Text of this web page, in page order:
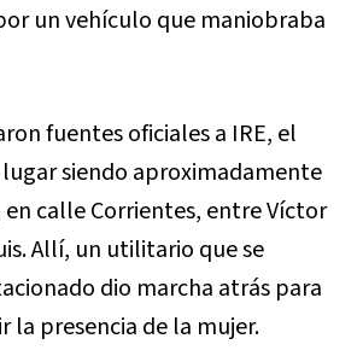
un vehículo que maniobraba
fuentes oficiales a IRE, el
siendo aproximadamente
en calle Corrientes, entre Víctor
Allí, un utilitario que se
dio marcha atrás para
la presencia de la mujer.